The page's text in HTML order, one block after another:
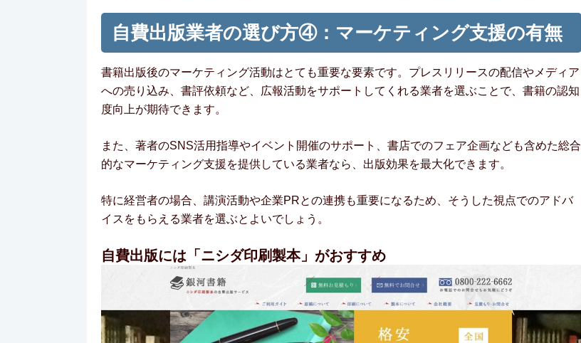
自費出版業者の選び方④：マーケティング支援の有無
書籍出版後のマーケティング活動はとても重要な要素です。プレスリリースの配信やメディア
への売り込み、書評依頼など、広報活動をサポートしてくれる業者を選ぶことで、書籍の認知
度向上が期待できます。
また、著者のSNS活用指導やイベント開催のサポート、書店でのフェア企画なども含めた総合
的なマーケティング支援を提供している業者なら、出版効果を最大化できます。
特に経営者の場合、講演活動や企業PRとの連携も重要になるため、そうした視点でのアドバ
イスをもらえる業者を選ぶとよいでしょう。
自費出版には「ニシダ印刷製本」がおすすめ